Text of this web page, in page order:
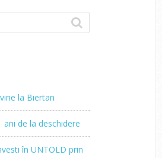
la Biertan
ani de la deschidere
în UNTOLD prin